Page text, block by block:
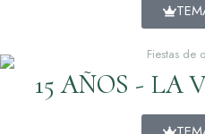
15 AÑOS - LA